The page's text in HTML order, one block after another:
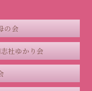
の会
社ゆかり会